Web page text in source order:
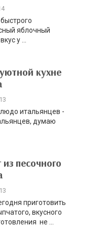
яблочный
у ...
кухне
итальянцев -
думаю
песочного
приготовить
вкусного
не ...